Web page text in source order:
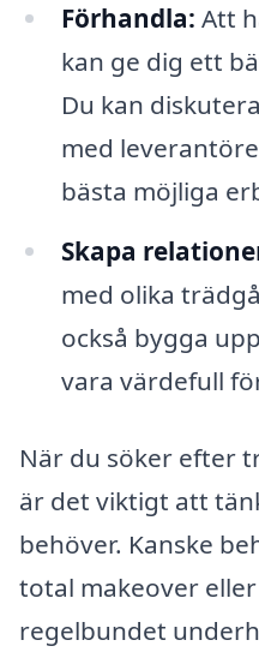
Förhandla: Att
kan ge dig ett
Du kan
med
bästa möjliga
Skapa
med olika
också bygga
vara värdefull
När du söker efter
är det viktigt att
behöver. Kanske
total makeover
regelbundet